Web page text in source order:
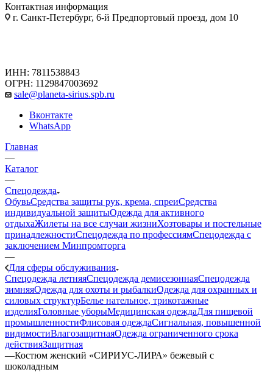
Контактная информация
г. Санкт-Петербург, 6-й Предпортовый проезд, дом 10
ИНН: 7811538843
ОГРН: 1129847003692
sale@planeta-sirius.spb.ru
Вконтакте
WhatsApp
Главная
—
Каталог
—
Спецодежда
ОбувьСредства защиты рук, крема, спреиСредства
индивидуальной защитыОдежда для активного
отдыхаЖилеты на все случаи жизниХозтовары и постельные
принадлежностиСпецодежда по профессиямСпецодежда с
заключением Минпромторга
—
Для сферы обслуживания
Спецодежда летняяСпецодежда демисезоннаяСпецодежда
зимняяОдежда для охоты и рыбалкиОдежда для охранных и
силовых структурБелье нательное, трикотажные
изделияГоловные уборыМедицинская одеждаДля пищевой
промышленностиФлисовая одеждаСигнальная, повышенной
видимостиВлагозащитнаяОдежда ограниченного срока
действияЗащитная
—Костюм женский «СИРИУС-ЛИРА» бежевый с
шоколадным